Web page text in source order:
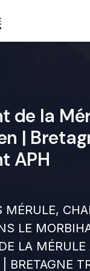
de la
|
APH
MÉRULE,
LE
LA MÉRULE
BRETAGNE